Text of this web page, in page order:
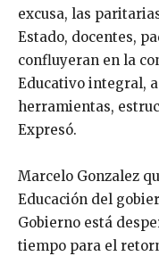
excusa, las
Estado, docentes,
confluyeran en la
Educativo integral,
herramientas,
Expresó.
Marcelo Gonzalez
Educación del
Gobierno está
tiempo para el